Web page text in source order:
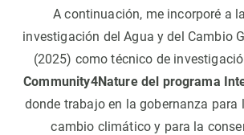
A continuación, me incorporé a
investigación del Agua y del Cambio
(2025) como técnico de
Community4Nature del programa
donde trabajo en la gobernanza para
cambio climático y para la